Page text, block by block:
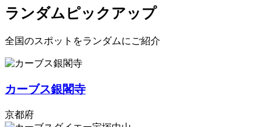
ランダムピックアップ
全国のスポットをランダムにご紹介
カーブス銀閣寺
京都府